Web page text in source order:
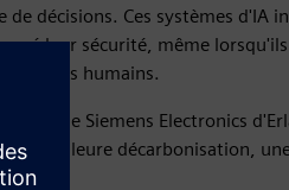
décisions. Ces systèmes d'IA
leur sécurité, même
humains.
l'usine Siemens Electronics
meilleure décarbonisation,